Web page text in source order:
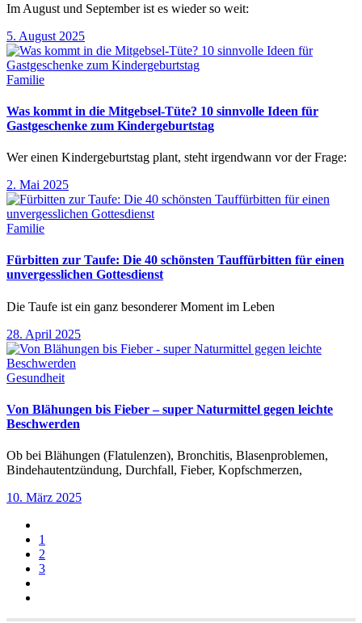
Im August und September ist es wieder so weit:
5. August 2025
Familie
Was kommt in die Mitgebsel-Tüte? 10 sinnvolle Ideen für
Gastgeschenke zum Kindergeburtstag
Wer einen Kindergeburtstag plant, steht irgendwann vor der Frage:
2. Mai 2025
Familie
Fürbitten zur Taufe: Die 40 schönsten Tauffürbitten für einen
unvergesslichen Gottesdienst
Die Taufe ist ein ganz besonderer Moment im Leben
28. April 2025
Gesundheit
Von Blähungen bis Fieber – super Naturmittel gegen leichte
Beschwerden
Ob bei Blähungen (Flatulenzen), Bronchitis, Blasenproblemen,
Bindehautentzündung, Durchfall, Fieber, Kopfschmerzen,
10. März 2025
1
2
3